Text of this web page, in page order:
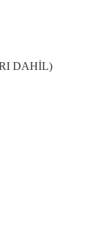
DAHİL)